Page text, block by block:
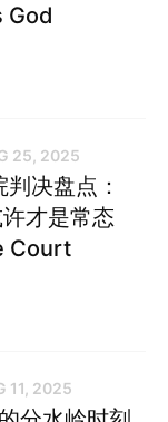
God
25, 2025
决盘点：
许才是常态
Court
11, 2025